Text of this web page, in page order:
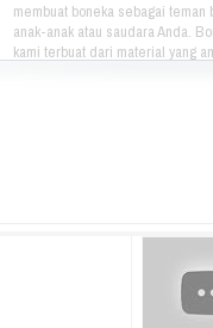
membuat boneka sebagai teman
anak-anak atau saudara Anda.
kami terbuat dari material yang
Park, Jl. Raya Babakan Madang
www.athinadolls.com We Bring
To All Children !! Cinta Batik
Ku Indonesia !! Klik Di Sini